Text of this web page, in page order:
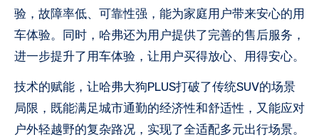
验，故障率低、可靠性强，能为家庭用户带来安心的用
车体验。同时，哈弗还为用户提供了完善的售后服务，
进一步提升了用车体验，让用户买得放心、用得安心。
技术的赋能，让哈弗大狗PLUS打破了传统SUV的场景
局限，既能满足城市通勤的经济性和舒适性，又能应对
户外轻越野的复杂路况，实现了全适配多元出行场景。